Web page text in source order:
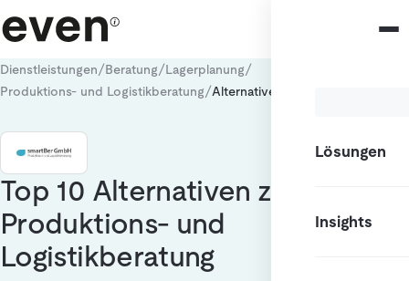
Lösungen
Insights
Dienstleistungen/Beratung/Lagerplanung/
Produktions- und Logistikberatung/Alternativen
Top 10 Alternativen zu
Produktions- und
Logistikberatung